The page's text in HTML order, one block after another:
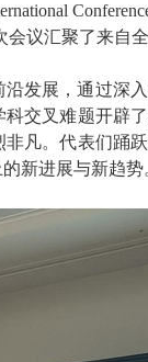
议汇聚了来自
发展，通过深
交叉难题开辟
凡。代表们踊
新进展与新趋势